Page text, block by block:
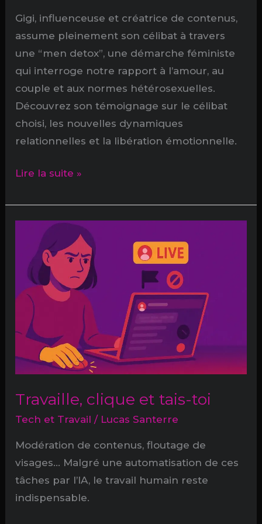
Gigi, influenceuse et créatrice de contenus,
assume pleinement son célibat à travers
une “men detox”, une démarche féministe
qui interroge notre rapport à l’amour, au
couple et aux normes hétérosexuelles.
Découvrez son témoignage sur le célibat
choisi, les nouvelles dynamiques
relationnelles et la libération émotionnelle.
Men
:
mecs
Lire la suite »
Travaille, clique et tais-toi
Tech et Travail / Lucas Santerre
Modération de contenus, floutage de
visages… Malgré une automatisation de ces
tâches par l’IA, le travail humain reste
indispensable.